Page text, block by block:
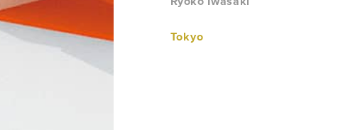
Tokyo